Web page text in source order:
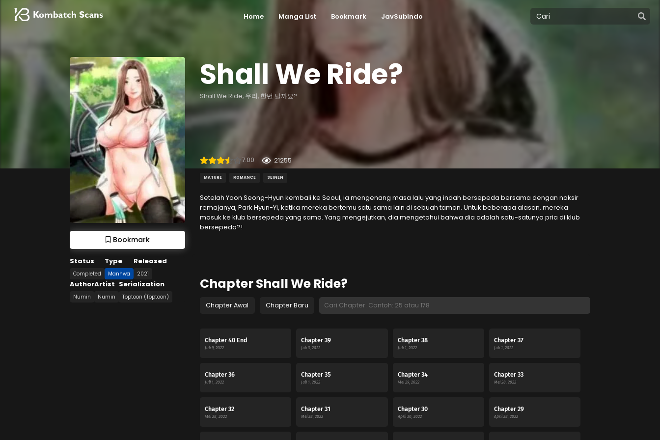
Home Manga List Bookmark JavSubIndo
Bookmark
Status
Completed
Type
Manhwa
Released
2021
Author
Numin
Artist
Numin
Serialization
Toptoon (Toptoon)
Shall We Ride?
Shall We Ride, 우리, 한번 탈까요?
7.00 21255
MATURE ROMANCE SEINEN
Setelah Yoon Seong-Hyun kembali ke Seoul, ia mengenang masa lalu yang indah bersepeda bersama dengan naksir
remajanya, Park Hyun-Yi, ketika mereka bertemu satu sama lain di sebuah taman. Untuk beberapa alasan, mereka
masuk ke klub bersepeda yang sama. Yang mengejutkan, dia mengetahui bahwa dia adalah satu-satunya pria di klub
bersepeda?!
Chapter Shall We Ride?
Chapter Awal Chapter Baru
Chapter 40 End
Juli 9, 2022
Chapter 39
Juli 3, 2022
Chapter 38
Juli 1, 2022
Chapter 37
Juli 1, 2022
Chapter 36
Juli 1, 2022
Chapter 35
Juli 1, 2022
Chapter 34
Mei 29, 2022
Chapter 33
Mei 28, 2022
Chapter 32
Mei 28, 2022
Chapter 31
Mei 28, 2022
Chapter 30
April 30, 2022
Chapter 29
April 28, 2022